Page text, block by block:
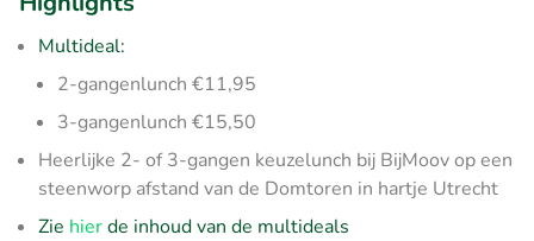
Multideal:
2-gangenlunch €11,95
3-gangenlunch €15,50
Heerlijke 2- of 3-gangen keuzelunch bij BijMoov op een
steenworp afstand van de Domtoren in hartje Utrecht
Zie hierde inhoud van de multideals